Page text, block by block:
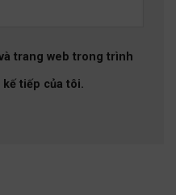
trang web trong trình
tiếp của tôi.